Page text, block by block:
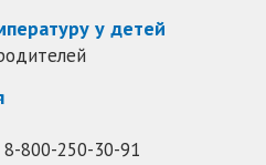
у детей
8-800-250-30-91